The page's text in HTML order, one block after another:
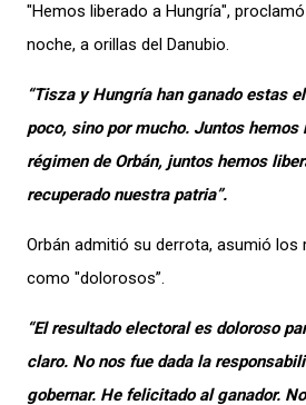
"Hemos liberado a Hungría",
noche, a orillas del Danubio.
“Tisza y Hungría han ganado estas
poco, sino por mucho. Juntos hemos
régimen de Orbán, juntos hemos
recuperado nuestra patria”.
Orbán admitió su derrota, asumió los
como "dolorosos”.
“El resultado electoral es doloroso
claro. No nos fue dada la
gobernar. He felicitado al ganador.